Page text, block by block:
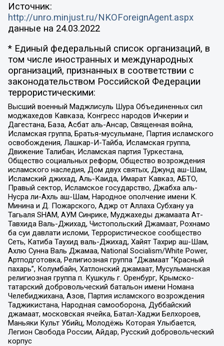
Источник:
http://unro.minjust.ru/NKOForeignAgent.aspx
данные на 24.03.2022
* Единый федеральный список организаций, в
том числе иностранных и международных
организаций, признанных в соответствии с
законодательством Российской Федерации
террористическими:
Высший военный Маджлисуль Шура Объединенных сил
моджахедов Кавказа, Конгресс народов Ичкерии и
Дагестана, База, Асбат аль-Ансар, Священная война,
Исламская группа, Братья-мусульмане, Партия исламского
освобождения, Лашкар-И-Тайба, Исламская группа,
Движение Талибан, Исламская партия Туркестана,
Общество социальных реформ, Общество возрождения
исламского наследия, Дом двух святых, Джунд аш-Шам,
Исламский джихад, Аль-Каида, Имарат Кавказ, АБТО,
Правый сектор, Исламское государство, Джабха аль-
Нусра ли-Ахль аш-Шам, Народное ополчение имени К.
Минина и Д. Пожарского, Аджр от Аллаха Субхану уа
Тагьаля SHAM, АУМ Синрике, Муджахеды джамаата Ат-
Тавхида Валь-Джихад, Чистопольский Джамаат, Рохнамо
ба суи давлати исломи, Террористическое сообщество
Сеть, Катиба Таухид валь-Джихад, Хайят Тахрир аш-Шам,
Ахлю Сунна Валь Джамаа, National Socialism/White Power,
Артподготовка, Религиозная группа “Джамаат “Красный
пахарь”, Колумбайн, Хатлонский джамаат, Мусульманская
религиозная группа п. Кушкуль г. Оренбург, Крымско-
татарский добровольческий батальон имени Номана
Челебиджихана, Азов, Партия исламского возрождения
Таджикистана, Народная самооборона, Дуббайский
джамаат, московская ячейка, Батал-Хаджи Белхороев,
Маньяки Культ Убийц, Молодёжь Которая Улыбается,
Легион Свобода России, Айдар, Русский добровольческий
корпус